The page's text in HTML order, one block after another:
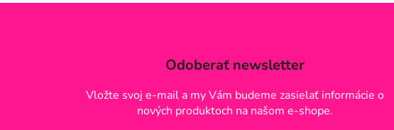
Odoberať newsletter
Vložte svoj e-mail a my Vám budeme zasielať informácie o
nových produktoch na našom e-shope.